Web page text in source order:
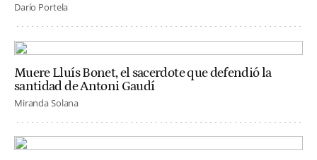
Darío Portela
Muere Lluís Bonet, el sacerdote que defendió la
santidad de Antoni Gaudí
Miranda Solana